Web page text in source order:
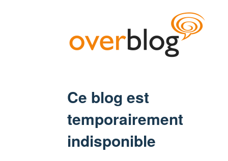
Ce blog est
temporairement
indisponible